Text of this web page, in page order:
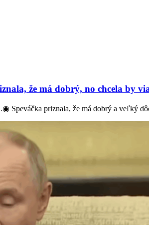
že má dobrý, no chcela by
Speváčka priznala, že má dobrý a veľký